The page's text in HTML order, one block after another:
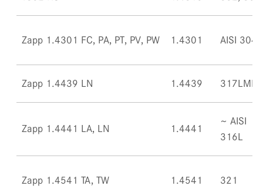
Zapp 1.4301 FC, PA, PT, PV, PW 1.4301 AISI 304
Zapp 1.4439 LN 1.4439 317LMN
Zapp 1.4441 LA, LN 1.4441
~ AISI
316L
Zapp 1.4541 TA, TW 1.4541 321